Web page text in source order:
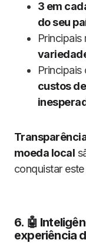
3 em
do seu
Principais
Principais
custos
moeda local
conquistar
6. 🤖
experiência